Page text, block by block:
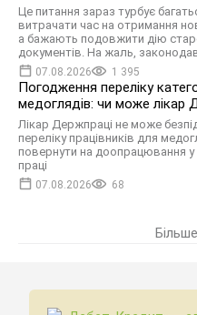
Це питання зараз турбує
витрачати час на отримання
а бажають подовжити дію
документів. На жаль,
07.08.2026 1 395
Погодження переліку
медоглядів: чи може лікар
Лікар Держпраці не може
переліку працівників для
повернути на доопрацювання у
праці
07.08.2026 68